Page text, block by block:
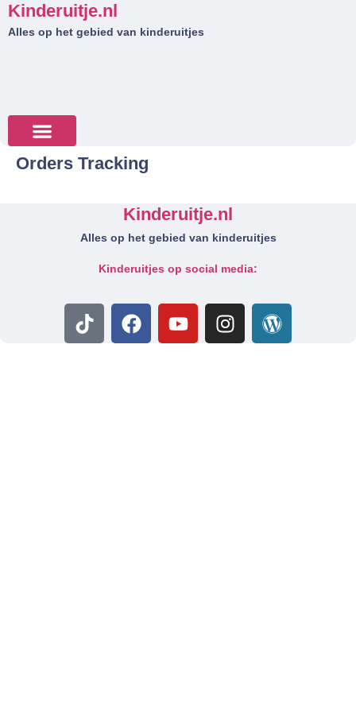
Kinderuitje.nl
Alles op het gebied van kinderuitjes
Orders Tracking
Kinderuitje.nl
Alles op het gebied van kinderuitjes
Kinderuitjes op social media: